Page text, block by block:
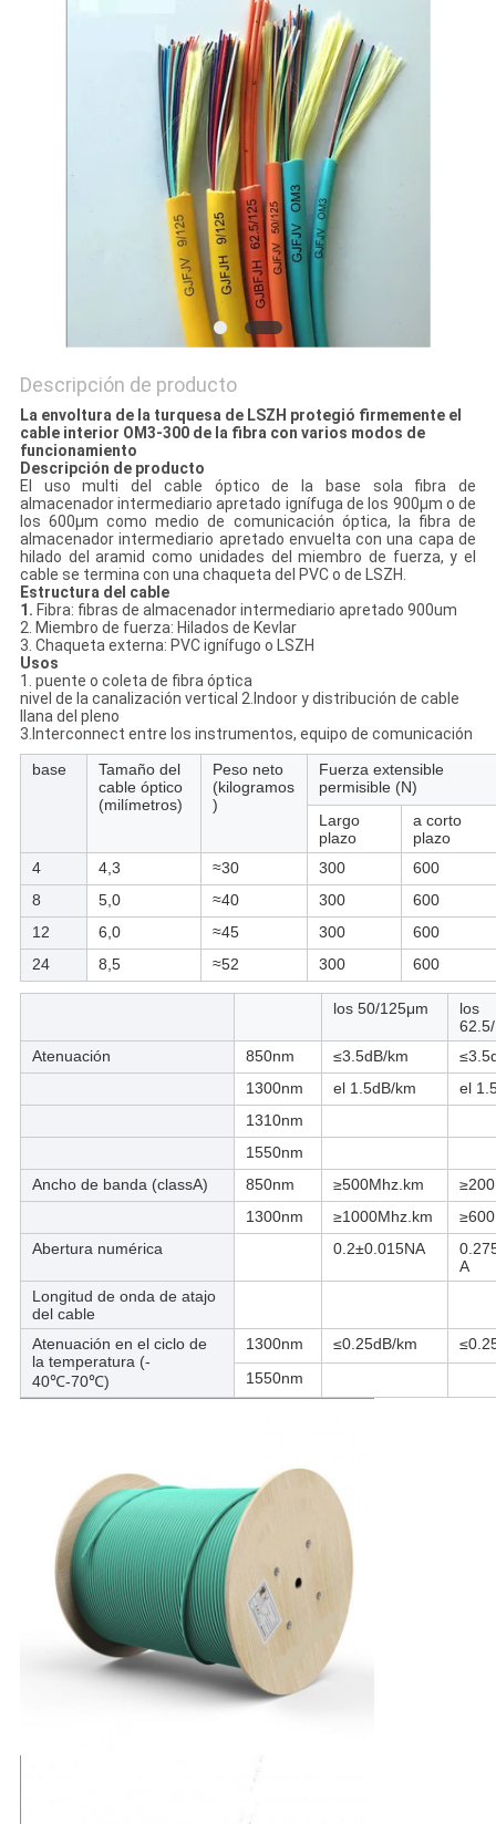
PRIVACIDAD
Descripción de producto
La envoltura de la turquesa de LSZH protegió firmemente el
cable interior OM3-300 de la fibra con varios modos de
funcionamiento
Descripción de producto
El uso multi del cable óptico de la base sola fibra de
almacenador intermediario apretado ignífuga de los 900μm o de
los 600μm como medio de comunicación óptica, la fibra de
almacenador intermediario apretado envuelta con una capa de
hilado del aramid como unidades del miembro de fuerza, y el
cable se termina con una chaqueta del PVC o de LSZH.
Estructura del cable
1. Fibra: fibras de almacenador intermediario apretado 900um
2. Miembro de fuerza: Hilados de Kevlar
3. Chaqueta externa: PVC ignífugo o LSZH
Usos
1. puente o coleta de fibra óptica
nivel de la canalización vertical 2.Indoor y distribución de cable
llana del pleno
3.Interconnect entre los instrumentos, equipo de comunicación
base
Tamaño del
cable óptico
(milímetros)
Peso neto
(kilogramos
)
Fuerza extensible
permisible (N)
Largo
plazo
a corto
plazo
4
4,3 ≈30 300
600
8
5,0 ≈40 300
600
12
6,0 ≈45 300
600
24
8,5 ≈52 300 600
los 50/125μm
los
Atenuación
850nm ≤3.5dB/km
1300nm
el 1.5dB/km
el
1310nm
1550nm
Ancho de banda (classA)
850nm ≥500Mhz.km
1300nm
≥1000Mhz.km
Abertura numérica
0.2±0.015NA
A
Longitud de onda de atajo
del cable
Atenuación en el ciclo de
la temperatura (-
40℃-70℃)
1300nm ≤0.25dB/km
1550nm